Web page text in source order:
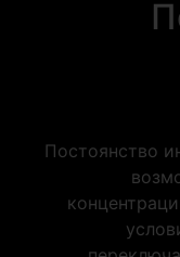
Постоянство